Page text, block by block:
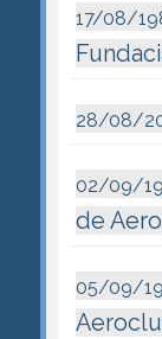
17/08/
28/08/
02/09/
de
05/09/